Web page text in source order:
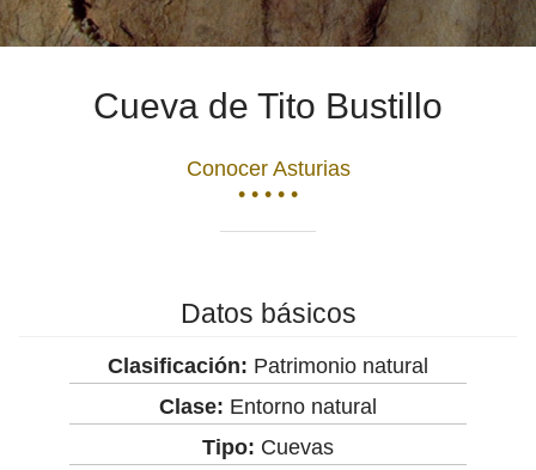
Cueva de Tito Bustillo
Conocer Asturias
• • • • •
Datos básicos
Clasificación: Patrimonio natural
Clase: Entorno natural
Tipo: Cuevas